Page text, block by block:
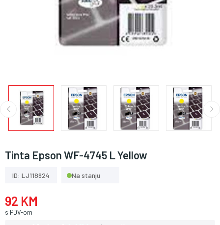
Tinta Epson WF-4745 L Yellow
ID: LJ118924 Na stanju
92 KM
s PDV-om